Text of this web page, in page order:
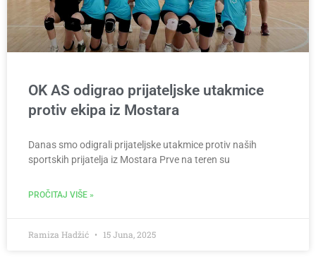
OK AS odigrao prijateljske utakmice
protiv ekipa iz Mostara
Danas smo odigrali prijateljske utakmice protiv naših
sportskih prijatelja iz Mostara Prve na teren su
PROČITAJ VIŠE »
Ramiza Hadžić 15 Juna, 2025